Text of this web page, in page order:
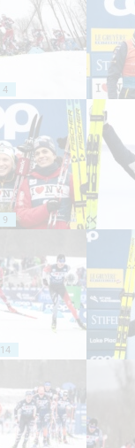
4
9
14